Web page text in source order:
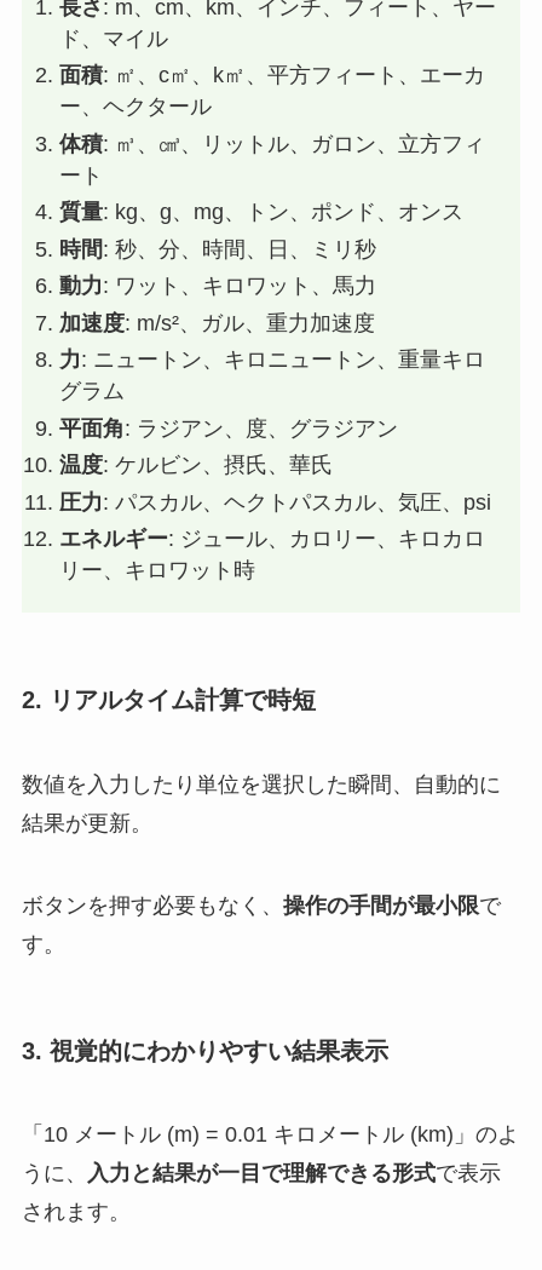
長さ : m、cm、km、インチ、フィート、ヤー
ド、マイル
面積: ㎡、c㎡、k㎡、平方フィート、エーカ
ー、ヘクタール
体積: ㎥、㎤、リットル、ガロン、立方フィ
ート
質量: kg、g、mg、トン、ポンド、オンス
時間: 秒、分、時間、日、ミリ秒
動力: ワット、キロワット、馬力
加速度: m/s²、ガル、重力加速度
力: ニュートン、キロニュートン、重量キロ
グラム
平面角: ラジアン、度、グラジアン
温度: ケルビン、摂氏、華氏
圧力: パスカル、ヘクトパスカル、気圧、psi
エネルギー: ジュール、カロリー、キロカロ
リー、キロワット時
2. リアルタイム計算で時短
数値を入力したり単位を選択した瞬間、自動的に
結果が更新。
ボタンを押す必要もなく、 操作の手間が最小限で
す。
3. 視覚的にわかりやすい結果表示
「10 メートル (m) = 0.01 キロメートル (km)」のよ
うに、
入力と結果が一目で理解できる形式で表示
されます。